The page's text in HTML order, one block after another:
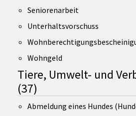
Seniorenarbeit
Unterhaltsvorschuss
Wohngeld
Tiere, Umwelt- und
(37)
Abmeldung eines Hundes